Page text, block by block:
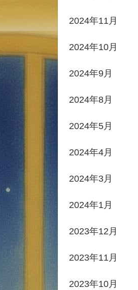
2024年11月
2024年10月
2024年9月
2024年8月
2024年5月
2024年4月
2024年3月
2024年1月
2023年12月
2023年11月
2023年10月